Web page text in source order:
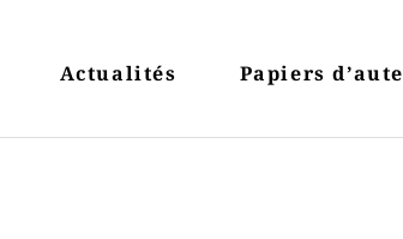
Actualités Papiers